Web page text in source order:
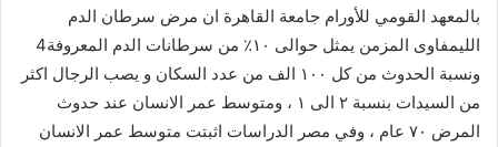
بالمعهد القومي للأورام جامعة القاهرة ان مرض سرطان الدم
الليمفاوى المزمن يمثل حوالى ١٠٪ من سرطانات الدم المعروفة4
ونسبة الحدوث من كل ١٠٠ الف من عدد السكان و يصب الرجال اكثر
من السيدات بنسبة ٢ الى ١ ، ومتوسط عمر الانسان عند حدوث
المرض ٧٠ عام ، وفي مصر الدراسات اثبتت متوسط عمر الانسان